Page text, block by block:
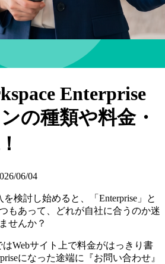
Enterprise
の種類や料金・
06/04
を検討し始めると、「Enterprise」と
もあって、どれが自社に合うのか迷
せんか？
はWebサイト上で料金がはっきり書
になった途端に『お問い合わせ』